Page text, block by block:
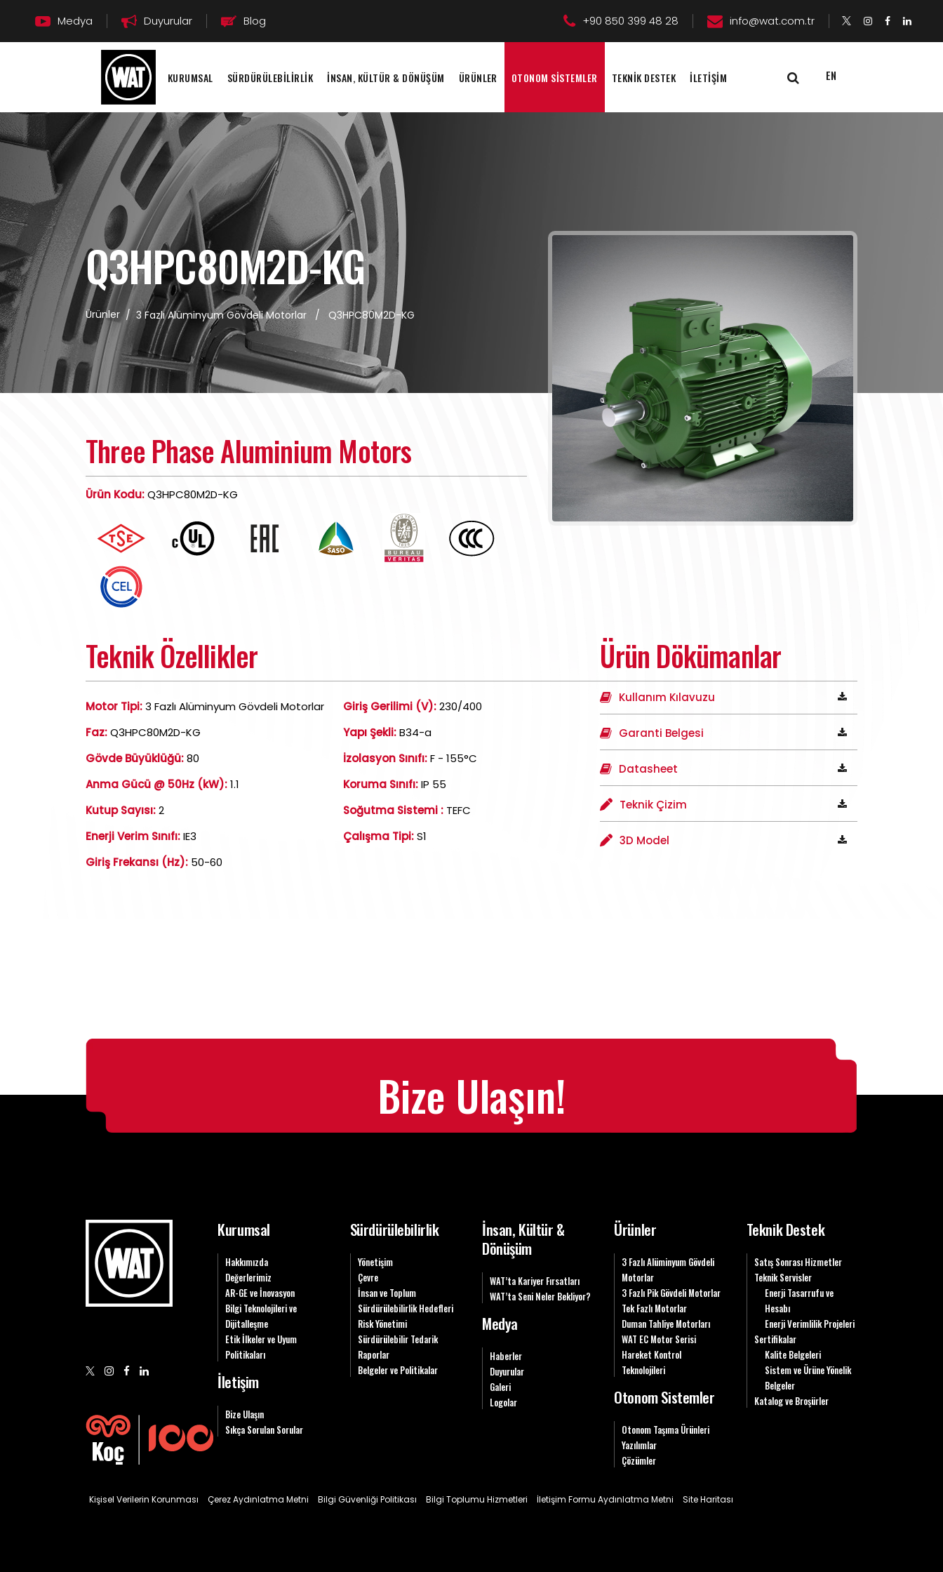
Medya Duyurular Blog +90 850 399 48 28 info@wat.com.tr
KURUMSAL SÜRDÜRÜLEBİLİRLİK İNSAN, KÜLTÜR & DÖNÜŞÜM ÜRÜNLER OTONOM SİSTEMLER TEKNİK DESTEK İLETİŞİM EN
Q3HPC80M2D-KG
Ürünler/ 3 Fazlı Alüminyum Gövdeli Motorlar / Q3HPC80M2D-KG
Three Phase Aluminium Motors
Ürün Kodu:Q3HPC80M2D-KG
Teknik Özellikler
Motor Tipi:3 Fazlı Alüminyum Gövdeli Motorlar
Faz:Q3HPC80M2D-KG
Gövde Büyüklüğü:80
Anma Gücü @ 50Hz (kW):1.1
Kutup Sayısı:2
Enerji Verim Sınıfı:IE3
Giriş Frekansı (Hz): 50-60
Giriş Gerilimi (V):230/400
Yapı Şekli:B34-a
İzolasyon Sınıfı:F - 155°C
Koruma Sınıfı:IP 55
Soğutma Sistemi :TEFC
Çalışma Tipi:S1
Ürün Dökümanlar
Kullanım Kılavuzu
Garanti Belgesi
Datasheet
Teknik Çizim
3D Model
Bize Ulaşın!
Kurumsal
Hakkımızda
Değerlerimiz
AR-GE ve İnovasyon
Bilgi Teknolojileri ve
Dijitalleşme
Etik İlkeler ve Uyum
Politikaları
İletişim
Bize Ulaşın
Sıkça Sorulan Sorular
Sürdürülebilirlik
Yönetişim
Çevre
İnsan ve Toplum
Sürdürülebilirlik Hedefleri
Risk Yönetimi
Sürdürülebilir Tedarik
Raporlar
Belgeler ve Politikalar
İnsan, Kültür &
Dönüşüm
WAT’ta Kariyer Fırsatları
WAT’ta Seni Neler Bekliyor?
Medya
Haberler
Duyurular
Galeri
Logolar
Ürünler
3 Fazlı Alüminyum Gövdeli
Motorlar
3 Fazlı Pik Gövdeli Motorlar
Tek Fazlı Motorlar
Duman Tahliye Motorları
WAT EC Motor Serisi
Hareket Kontrol
Teknolojileri
Otonom Sistemler
Otonom Taşıma Ürünleri
Yazılımlar
Çözümler
Teknik Destek
Satış Sonrası Hizmetler
Teknik Servisler
Enerji Tasarrufu ve
Hesabı
Enerji Verimlilik Projeleri
Sertifikalar
Kalite Belgeleri
Sistem ve Ürüne Yönelik
Belgeler
Katalog ve Broşürler
Kişisel Verilerin Korunması Çerez Aydınlatma Metni Bilgi Güvenliği Politikası Bilgi Toplumu Hizmetleri İletişim Formu Aydınlatma Metni Site Haritası